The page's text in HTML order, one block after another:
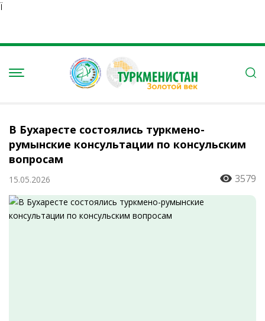
Ï
В Бухаресте состоялись туркмено-
румынские консультации по консульским
вопросам
15.05.2026 3579